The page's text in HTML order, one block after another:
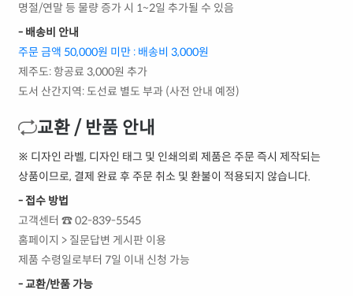
명절/연말 등 물량 증가 시 1~2일 추가될 수 있음
- 배송비 안내
주문 금액 50,000원 미만 : 배송비 3,000원
제주도: 항공료 3,000원 추가
도서 산간지역: 도선료 별도 부과 (사전 안내 예정)
교환 / 반품 안내
※ 디자인 라벨, 디자인 태그 및 인쇄의뢰 제품은 주문 즉시 제작되는
상품이므로, 결제 완료 후 주문 취소 및 환불이 적용되지 않습니다.
- 접수 방법
고객센터 ☎ 02-839-5545
홈페이지 > 질문답변 게시판 이용
제품 수령일로부터 7일 이내 신청 가능
- 교환/반품 가능